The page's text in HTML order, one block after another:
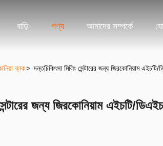
বাড়ি পণ্য আমাদের সম্পর্কে
ব্লক> দন্তচিকিৎসা মিলিং সেন্টারের জন্য জিরকোনিয়াম
জন্য জিরকোনিয়াম এইচটি/